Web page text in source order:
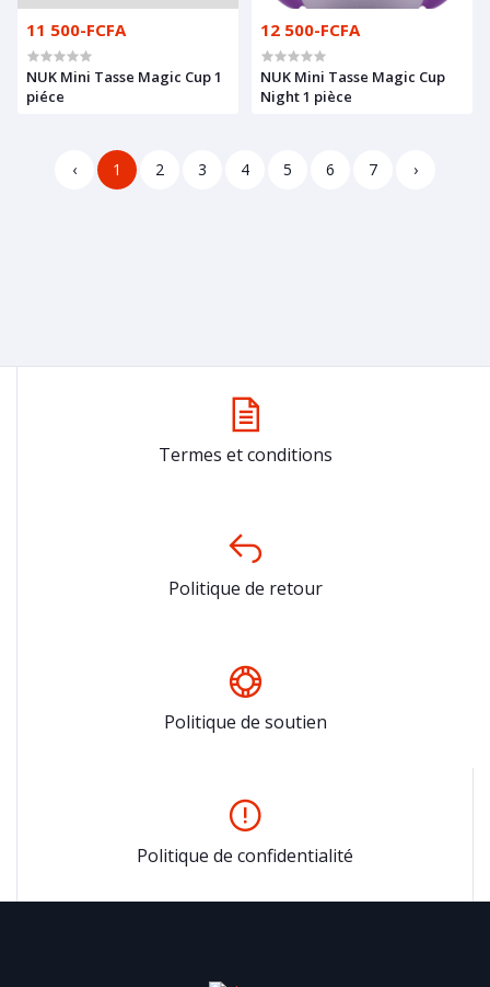
11 500-FCFA
NUK Mini Tasse Magic Cup 1
piéce
12 500-FCFA
NUK Mini Tasse Magic Cup
Night 1 pièce
‹ 1 2 3 4 5 6 7 ›
Termes et conditions
Politique de retour
Politique de soutien
Politique de confidentialité